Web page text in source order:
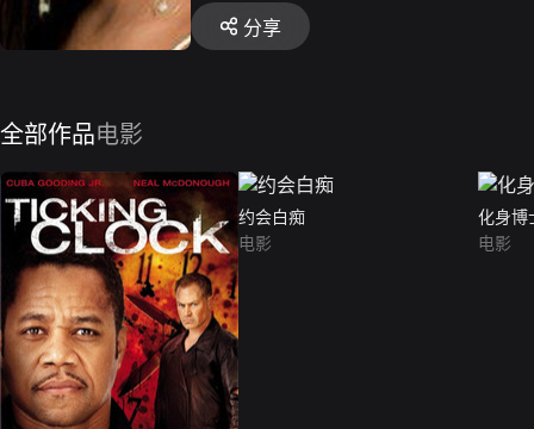
分享
全部作品电影
约会白痴
电影
化身博
电影